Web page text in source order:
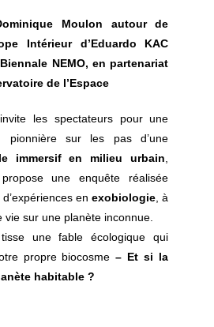
Moulon autour de
Intérieur d’Eduardo KAC
NEMO, en partenariat
de l’Espace
les spectateurs pour une
pionnière sur les pas d’une
immersif en milieu urbain,
propose une enquête réalisée
d’expériences enexobiologie, à
vie sur une planète inconnue.
tisse une fable écologique qui
propre biocosme – Et si la
habitable ?